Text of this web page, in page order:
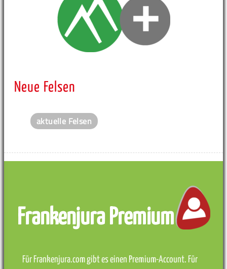
Neue Felsen
aktuelle Felsen
Frankenjura Premium
Für Frankenjura.com gibt es einen Premium-Account. Für